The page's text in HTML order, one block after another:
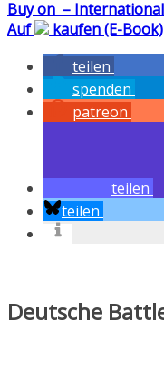
Buy on –
Auf
kaufen (E-Book)
teilen
spenden
patreon
teilen
teilen
Deutsche